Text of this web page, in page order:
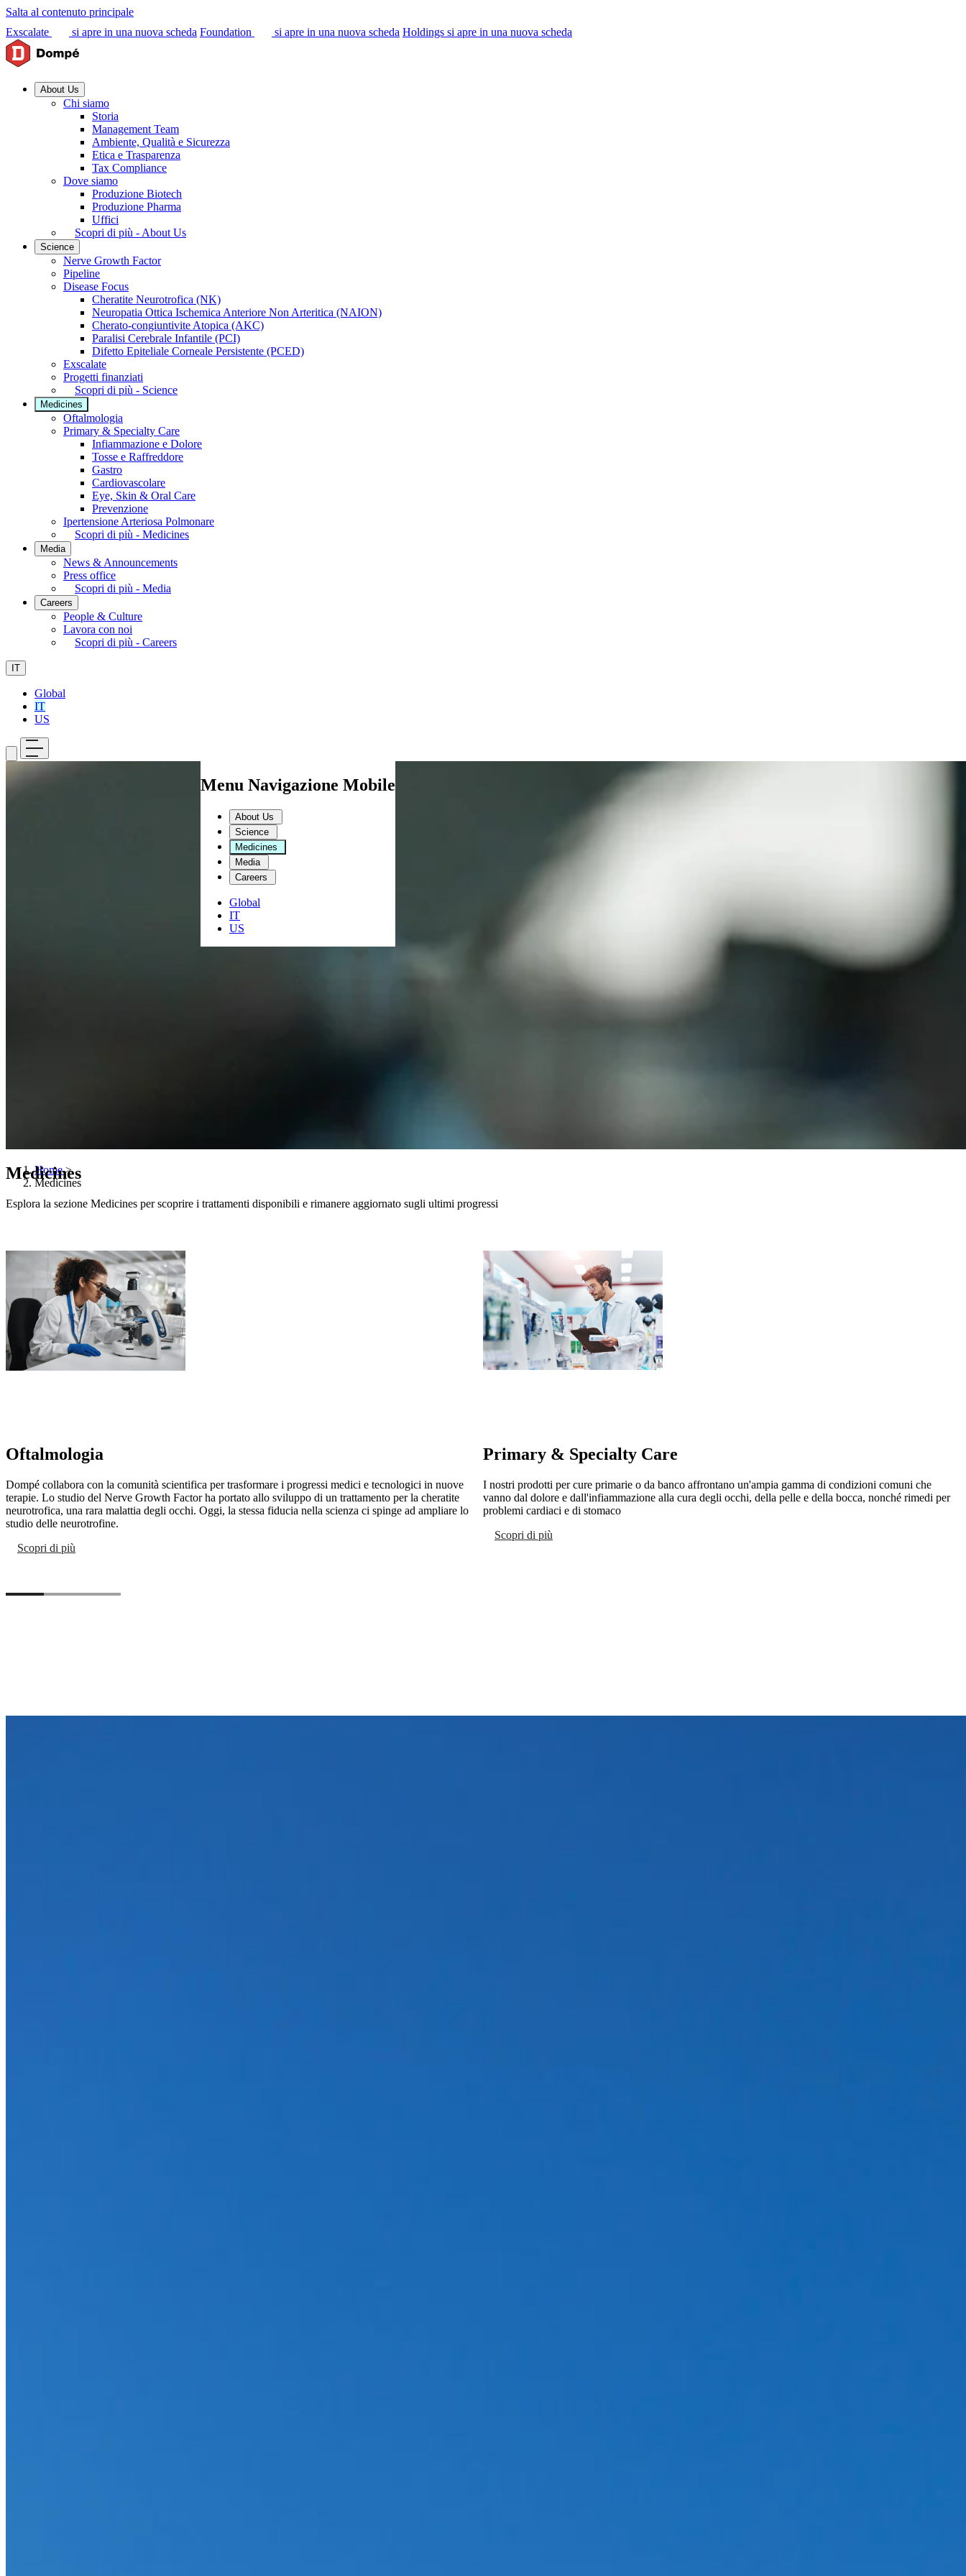
Salta al contenuto principale
Exscalate
si apre in una nuova scheda Foundation si apre in una nuova scheda Holdings si apre in una nuova scheda
About Us
Chi siamo
Storia
Management Team
Ambiente, Qualità e Sicurezza
Etica e Trasparenza
Tax Compliance
Dove siamo
Produzione Biotech
Produzione Pharma
Uffici
Scopri di più - About Us
Science
Nerve Growth Factor
Pipeline
Disease Focus
Cheratite Neurotrofica (NK)
Neuropatia Ottica Ischemica Anteriore Non Arteritica (NAION)
Cherato-congiuntivite Atopica (AKC)
Paralisi Cerebrale Infantile (PCI)
Difetto Epiteliale Corneale Persistente (PCED)
Exscalate
Progetti finanziati
Scopri di più - Science
Medicines
Oftalmologia
Primary & Specialty Care
Infiammazione e Dolore
Tosse e Raffreddore
Gastro
Cardiovascolare
Eye, Skin & Oral Care
Prevenzione
Ipertensione Arteriosa Polmonare
Scopri di più - Medicines
Media
News & Announcements
Press office
Scopri di più - Media
Careers
People & Culture
Lavora con noi
Scopri di più - Careers
IT
Global
IT
US
Menu Navigazione Mobile
About Us
Science
Medicines
Media
Careers
Global
IT
US
Home>
Medicines
Medicines
Esplora la sezione Medicines per scoprire i trattamenti disponibili e rimanere aggiornato sugli ultimi progressi
Oftalmologia
Dompé collabora con la comunità scientifica per trasformare i progressi medici e tecnologici in nuove
terapie. Lo studio del Nerve Growth Factor ha portato allo sviluppo di un trattamento per la cheratite
neurotrofica, una rara malattia degli occhi. Oggi, la stessa fiducia nella scienza ci spinge ad ampliare lo
studio delle neurotrofine.
Scopri di più
Primary & Specialty Care
I nostri prodotti per cure primarie o da banco affrontano un'ampia gamma di condizioni comuni che
vanno dal dolore e dall'infiammazione alla cura degli occhi, della pelle e della bocca, nonché rimedi per
problemi cardiaci e di stomaco
Scopri di più